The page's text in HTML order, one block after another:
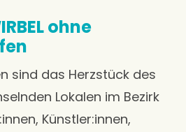
ohne
sind das Herzstück des
Lokalen im Bezirk
Künstler:innen,